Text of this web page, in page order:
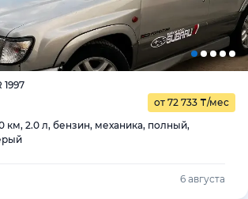
1997
от 72 733 ₸/мес
км, 2.0 л, бензин, механика, полный,
6 августа